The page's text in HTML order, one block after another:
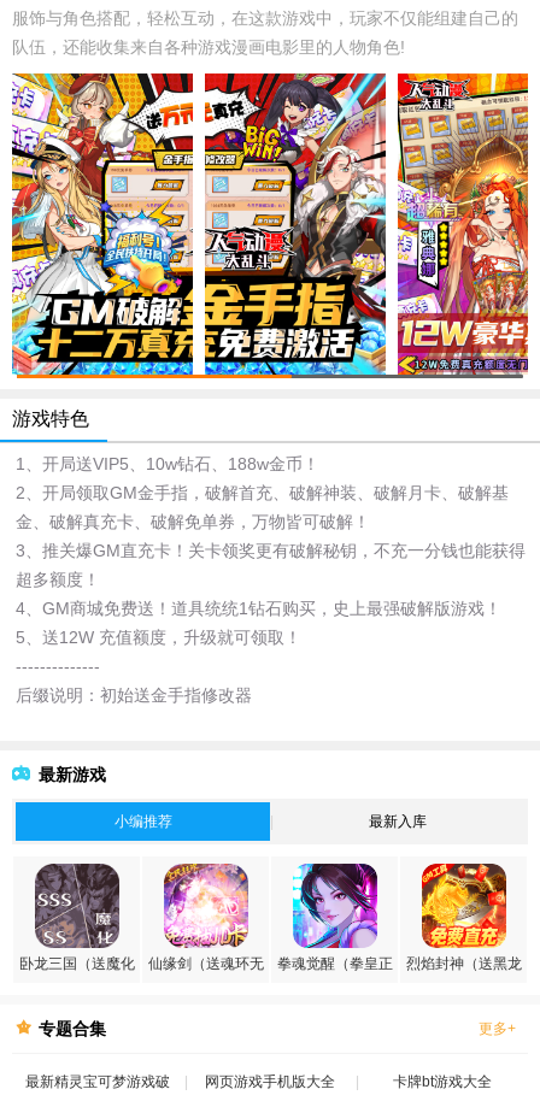
服饰与角色搭配，轻松互动，在这款游戏中，玩家不仅能组建自己的
队伍，还能收集来自各种游戏漫画电影里的人物角色!
游戏特色
1、开局送VIP5、10w钻石、188w金币！
2、开局领取GM金手指，破解首充、破解神装、破解月卡、破解基
金、破解真充卡、破解免单券，万物皆可破解！
3、推关爆GM直充卡！关卡领奖更有破解秘钥，不充一分钱也能获得
超多额度！
4、GM商城免费送！道具统统1钻石购买，史上最强破解版游戏！
5、送12W 充值额度，升级就可领取！
--------------
后缀说明：初始送金手指修改器
最新游戏
小编推荐 最新入库
卧龙三国（送魔化
仙缘剑（送魂环无
拳魂觉醒（拳皇正
烈焰封神（送黑龙
专题合集 更多+
最新精灵宝可梦游戏破 网页游戏手机版大全 卡牌bt游戏大全